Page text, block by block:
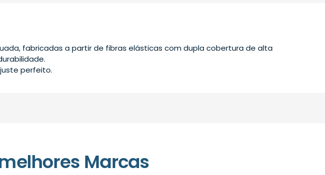
fabricadas a partir de fibras elásticas com dupla cobertura de alta
perfeito.
Marcas